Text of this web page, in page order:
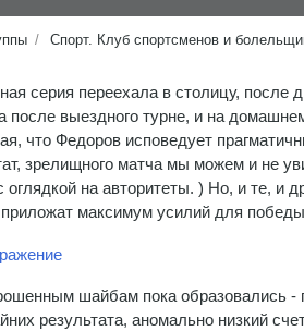
Спорт. Клуб спортсменов и
серия переехала в столицу, после
после выездного турне, и на
что Федоров исповедует
зрелищного матча мы можем и не
оглядкой на авторитеты. ) Но, и те, и
приложат максимум усилий для
шайбам пока образовались -
результата, аномально низкий